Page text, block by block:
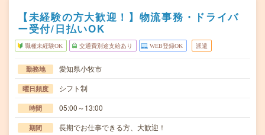
【未経験の方大歓迎！】物流事務・ドライバ
ー受付/日払いOK
職種未経験OK 交通費別途支給あり WEB登録OK 派遣
勤務地 愛知県小牧市
曜日頻度 シフト制
時間 05:00～13:00
期間 長期でお仕事できる方、大歓迎！